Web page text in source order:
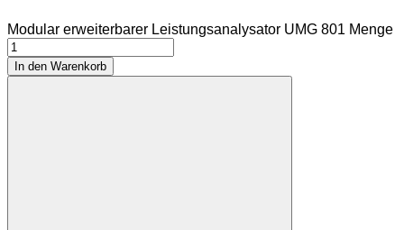
Modular erweiterbarer Leistungsanalysator UMG 801 Menge
In den Warenkorb